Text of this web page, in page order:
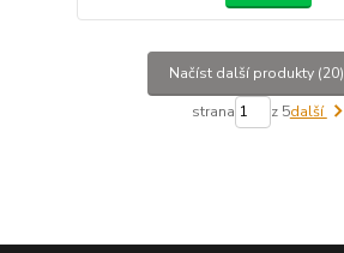
Načíst další produkty (20)
strana z 5další